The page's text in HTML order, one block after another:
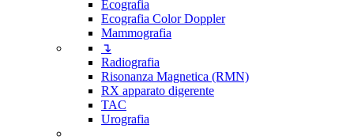
Ecografia
Ecografia Color Doppler
Mammografia
↴
Radiografia
Risonanza Magnetica (RMN)
RX apparato digerente
TAC
Urografia